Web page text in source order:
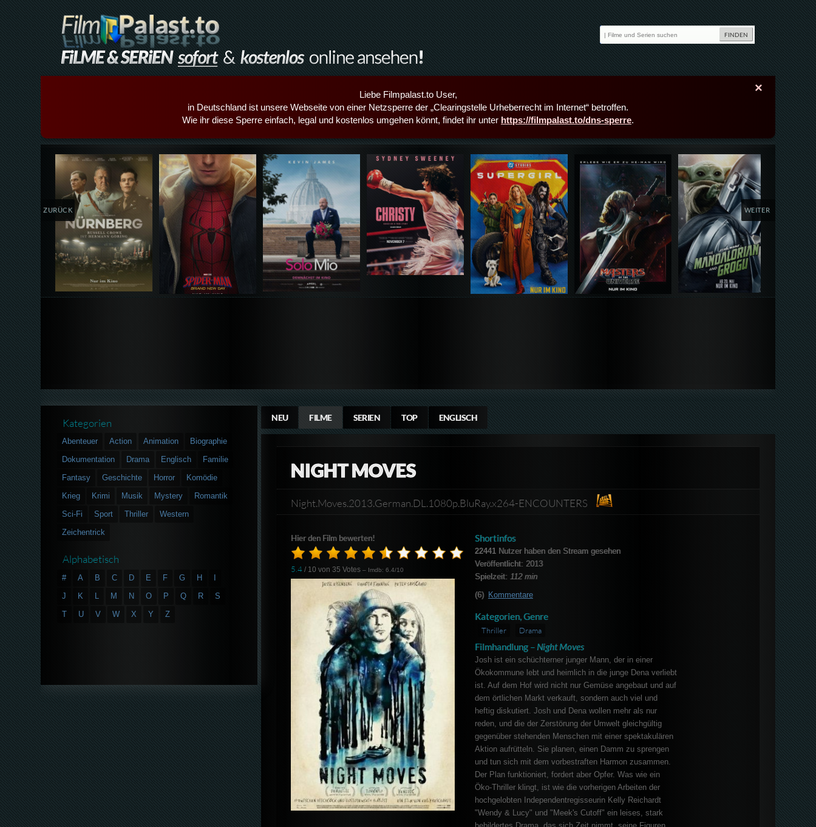
×
Liebe Filmpalast.to User,
in Deutschland ist unsere Webseite von einer Netzsperre der „Clearingstelle Urheberrecht im Internet“ betroffen.
Wie ihr diese Sperre einfach, legal und kostenlos umgehen könnt, findet ihr unter https://filmpalast.to/dns-sperre.
Details,Play Details,Play Details,Play Details,Play Details,Play Details,Play Details,Play
ZURÜCK WEITER
NEU FILME SERIEN TOP ENGLISCH
NIGHT MOVES
Night.Moves.2013.German.DL.1080p.BluRay.x264-ENCOUNTERS
Hier den Film bewerten!
5.4 / 10 von35 Votes – Imdb: 6.4/10
Shortinfos
22441Nutzer haben den Stream gesehen
Veröffentlicht: 2013
Spielzeit: 112 min
(6) Kommentare
Kategorien, Genre
Thriller Drama
Filmhandlung – Night Moves
Josh ist ein schüchterner junger Mann, der in einer
Ökokommune lebt und heimlich in die junge Dena verliebt
ist. Auf dem Hof wird nicht nur Gemüse angebaut und auf
dem örtlichen Markt verkauft, sondern auch viel und
heftig diskutiert. Josh und Dena wollen mehr als nur
reden, und die der Zerstörung der Umwelt gleichgültig
gegenüber stehenden Menschen mit einer spektakulären
Aktion aufrütteln. Sie planen, einen Damm zu sprengen
und tun sich mit dem vorbestraften Harmon zusammen.
Der Plan funktioniert, fordert aber Opfer. Was wie ein
Öko-Thriller klingt, ist wie die vorherigen Arbeiten der
hochgelobten Independentregisseurin Kelly Reichardt
"Wendy & Lucy" und "Meek's Cutoff" ein leises, stark
Kategorien
Abenteuer Action Animation
Biographie
Dokumentation
Drama Englisch
Familie
Fantasy
Geschichte Horror
Komödie
Krieg
Krimi Musik Mystery
Romantik
Sci-Fi
Sport Thriller
Western
Zeichentrick
Alphabetisch
# A B C D E F G H
J
K L M N O P Q R
S
T
U V W X Y Z